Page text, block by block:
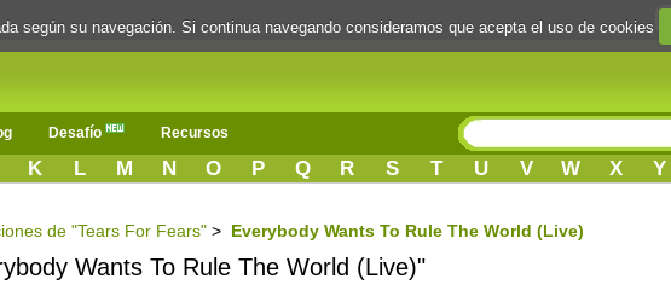
Desafío Recursos
K L M N O P Q R S T U V W X Y
de "Tears For Fears" > Everybody Wants To Rule The World (Live)
Wants To Rule The World (Live)"
según su navegación. Si continua navegando consideramos que acepta el uso de cookies